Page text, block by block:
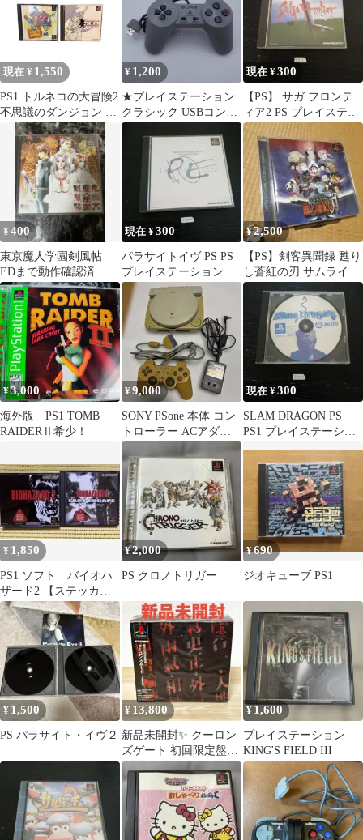
現在 ¥ 1,550
PS1 トルネコの大冒険2
不思議のダンジョン 武
蔵伝
¥ 1,200
★プレイステーション
クラシック USBコント
ローラー ジャンク★
現在 ¥300
【PS】 サガ フロンテ
ィア2 PS プレイステー
ション PS1
¥400
東京魔人学園剣風帖
EDまで動作確認済
現在 ¥300
パラサイトイヴ PS PS
プレイステーション
¥2,500
【PS】剣客異聞録 甦り
し蒼紅の刃 サムライス
ピリッツ
¥3,000
海外版 PS1 TOMB
RAIDERⅡ希少！
¥9,000
SONY PSone 本体 コン
トローラー ACアダプタ
ー セット
現在 ¥300
SLAM DRAGON PS
PS1 プレイステーショ
¥ 1,850
PS1 ソフト バイオハ
ザード2 【ステッカー
付！】 ＋ バイオハ
ザード3
¥2,000
PS クロノトリガー
¥690
ジオキューブ PS1
¥ 1,500
PS パラサイト・イヴ２
¥ 13,800
新品未開封✨ クーロン
ズゲート 初回限定盤
PS1 九龍風水傳
¥ 1,600
プレイステーション
KING'S FIELD III